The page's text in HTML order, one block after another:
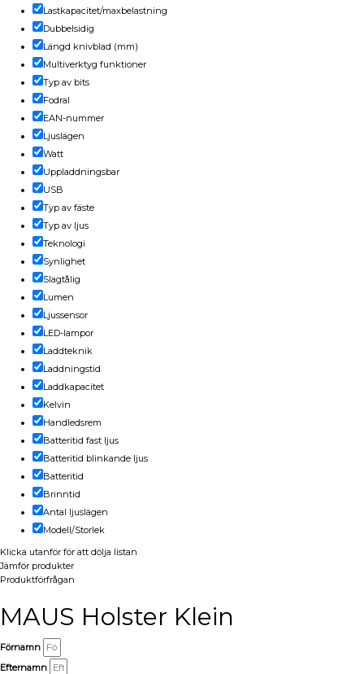
Lastkapacitet/maxbelastning
Dubbelsidig
Längd knivblad (mm)
Multiverktyg funktioner
Typ av bits
Fodral
EAN-nummer
Ljuslägen
Watt
Uppladdningsbar
USB
Typ av fäste
Typ av ljus
Teknologi
Synlighet
Slagtålig
Lumen
Ljussensor
LED-lampor
Laddteknik
Laddningstid
Laddkapacitet
Kelvin
Handledsrem
Batteritid fast ljus
Batteritid blinkande ljus
Batteritid
Brinntid
Antal ljuslägen
Modell/Storlek
Klicka utanför för att dölja listan
Jämför produkter
Produktförfrågan
MAUS Holster Klein
Förnamn
Efternamn